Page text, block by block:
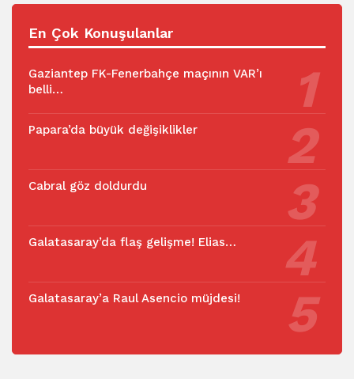
En Çok Konuşulanlar
Gaziantep FK-Fenerbahçe maçının VAR’ı
belli…
Papara’da büyük değişiklikler
Cabral göz doldurdu
Galatasaray’da flaş gelişme! Elias…
Galatasaray’a Raul Asencio müjdesi!